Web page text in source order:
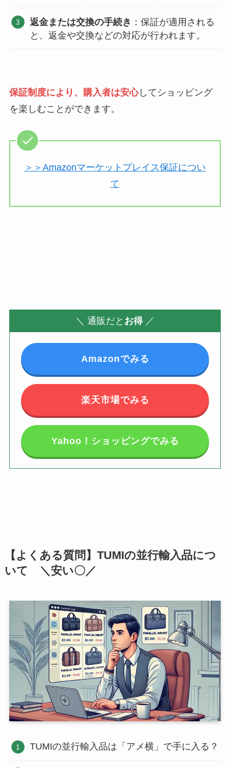
返金または交換の手続き ：保証が適用される
と、返金や交換などの対応が行われます。
保証制度により、購入者は安心してショッピング
を楽しむことができます。
＞＞Amazonマーケットプレイス保証につい
て
＼ 通販だと お得／
Amazonでみる
楽天市場でみる
Yahoo！ショッピングでみる
【よくある質問】TUMIの並行輸入品につ
いて ＼安い〇／
TUMIの並行輸入品は「アメ横」で手に入る？